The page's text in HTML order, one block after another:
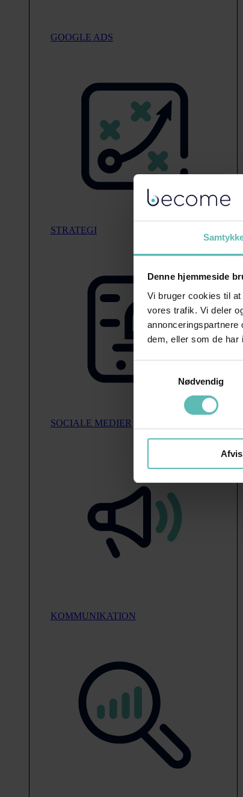
Denne hjemmeside
Vi bruger cookies til
vores trafik. Vi deler
annonceringspartnere
dem, eller som de har
Nødvendig
Afvis
GOOGLE ADS
STRATEGI
SOCIALE MEDIER
KOMMUNIKATION